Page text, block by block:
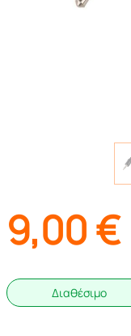
9,00€
Διαθέσιμο